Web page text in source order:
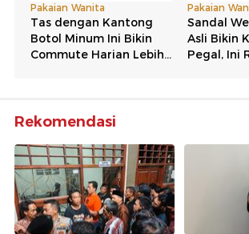
Rekomendasi